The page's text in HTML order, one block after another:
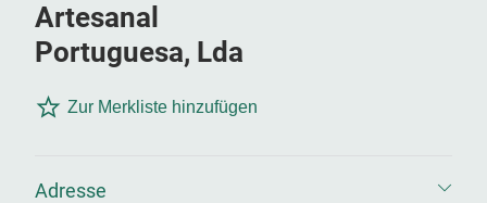
Artesanal
Portuguesa, Lda
Zur Merkliste hinzufügen
Adresse